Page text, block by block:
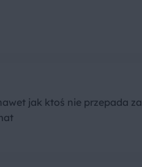
jak ktoś nie przepada za